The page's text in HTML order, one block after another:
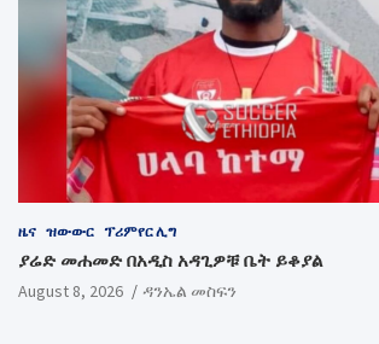
ዜና ዝውውር ፕሪምየር ሊግ
ያሬድ መሐመድ በአዲስ አዳጊዎቹ ቤት ይቆያል
August 8, 2026 ዳንኤል መስፍን